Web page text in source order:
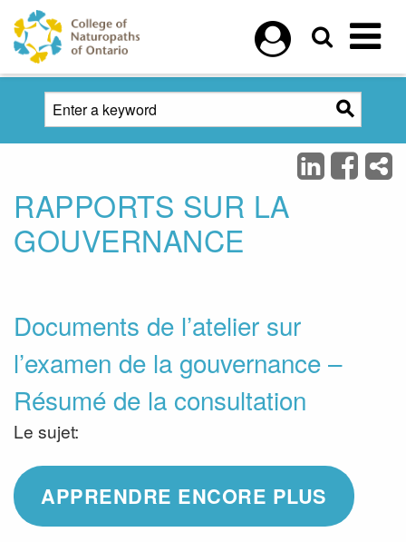
Skip to main content
RAPPORTS SUR LA
GOUVERNANCE
Documents de l’atelier sur
l’examen de la gouvernance –
Résumé de la consultation
Le sujet:
APPRENDRE ENCORE PLUS